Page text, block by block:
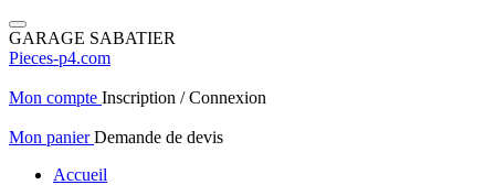
GARAGE SABATIER
Pieces-p4.com
Mon compte Inscription / Connexion
Mon panierDemande de devis
Accueil